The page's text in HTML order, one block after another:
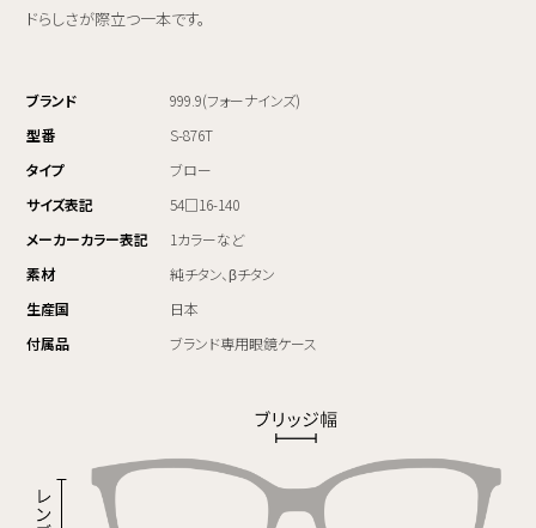
ドらしさが際立つ一本です。
ブランド
999.9(フォーナインズ)
型番
S-876T
タイプ
ブロー
サイズ表記
54□16-140
メーカーカラー表記
1カラーなど
素材
純チタン、βチタン
生産国
日本
付属品
ブランド専用眼鏡ケース